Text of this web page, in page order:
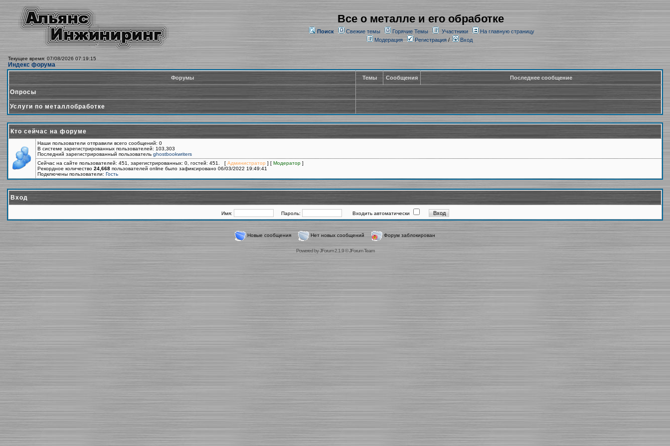
Все о металле и его обработке
Поиск Свежие темы Горячие Темы Участники
На главную страницу
Модерация
Регистрация/ Вход
Текущее время: 07/08/2026 07:19:15
Индекс форума
Форумы Темы Сообщения Последнее сообщение
Опросы
Услуги по металлобработке
Кто сейчас на форуме
Наши пользователи отправили всего сообщений: 0
В системе зарегистрированных пользователей: 103,303
Последний зарегистрированный пользователь ghostbookwriters
Сейчас на сайте пользователей: 451, зарегистрированных: 0, гостей: 451. [ Администратор ] [ Модератор ]
Рекордное количество 24,668 пользователей online было зафиксировано 06/03/2022 19:49:41
Подключены пользователи: Гость
Вход
Имя: Пароль: Входить автоматически
Новые сообщения Нет новых сообщений Форум заблокирован
Powered byJForum 2.1.9©JForum Team